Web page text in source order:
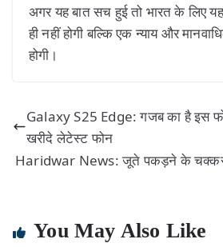
अगर यह बात सच हुई तो भारत के लिए
ही नहीं होगी बल्कि एक न्याय और
होगी।
Galaxy S25 Edge: गजब का है इस
खरीदे लेटेस्ट फोन
Haridwar News: जूते पकड़ने के चक्कर
You May Also Like